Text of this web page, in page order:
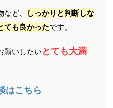
ど、
しっかりと判断しな
ても良かったです。
願いしたい とても大満
はこちら